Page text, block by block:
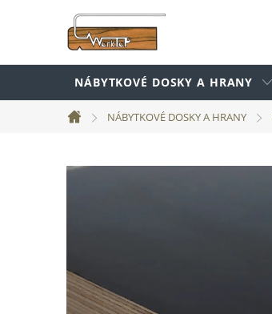
NÁBYTKOVÉ DOSKY A HRANY
Domov
NÁBYTKOVÉ DOSKY A HRANY